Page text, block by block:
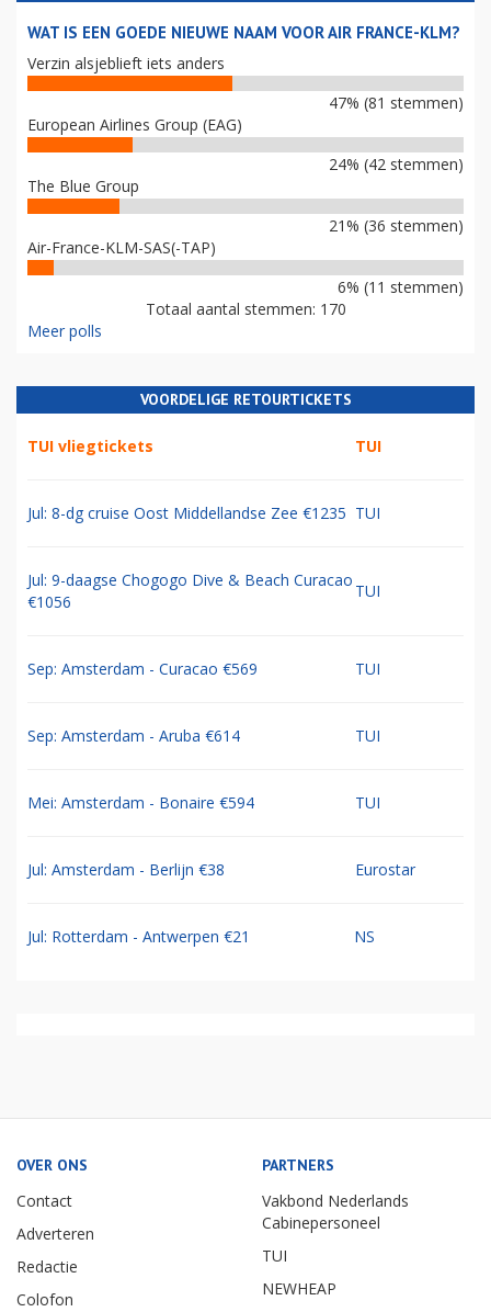
WAT IS EEN GOEDE NIEUWE NAAM VOOR AIR FRANCE-KLM?
Verzin alsjeblieft iets anders
47% (81 stemmen)
European Airlines Group (EAG)
24% (42 stemmen)
The Blue Group
21% (36 stemmen)
Air-France-KLM-SAS(-TAP)
6% (11 stemmen)
Totaal aantal stemmen: 170
Meer polls
VOORDELIGE RETOURTICKETS
TUI vliegtickets TUI
Jul: 8-dg cruise Oost Middellandse Zee €1235 TUI
Jul: 9-daagse Chogogo Dive & Beach Curacao
€1056
TUI
Sep: Amsterdam - Curacao €569 TUI
Sep: Amsterdam - Aruba €614 TUI
Mei: Amsterdam - Bonaire €594 TUI
Jul: Amsterdam - Berlijn €38 Eurostar
Jul: Rotterdam - Antwerpen €21 NS
OVER ONS
Contact
Adverteren
Redactie
Colofon
PARTNERS
Vakbond Nederlands
Cabinepersoneel
TUI
NEWHEAP